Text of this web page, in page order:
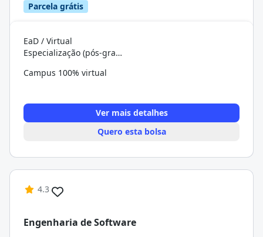
Parcela grátis
EaD / Virtual
Especialização (pós-graduação)
Campus 100% virtual
Ver mais detalhes
Quero esta bolsa
4.3
Engenharia de Software